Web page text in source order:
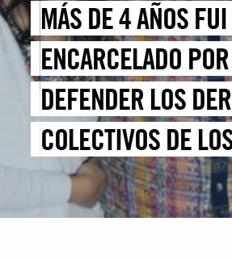
MÁS DE 4 AÑOS FUI
ENCARCELADO POR
DEFENDER LOS
COLECTIVOS DE
ORIGINARIOS